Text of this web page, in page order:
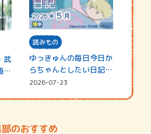
武
店
読みもの
ゆっきゅんの毎日今日か
らちゃんとしたい日記
☆202…
2026-07-23
のおすすめ